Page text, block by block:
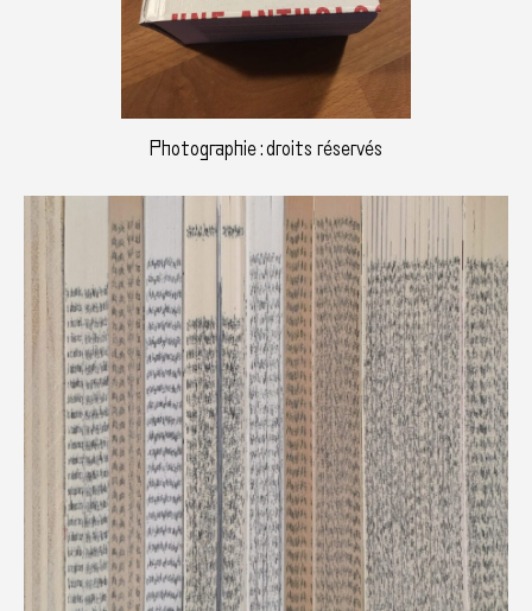
Photographie : droits réservés